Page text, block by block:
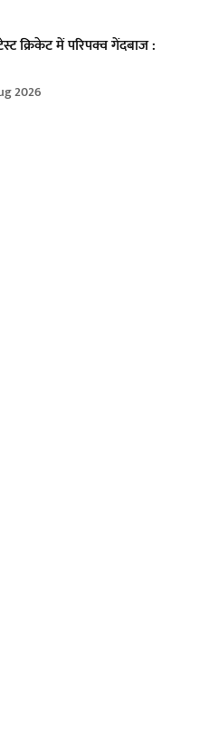
क्रिकेट में परिपक्व गेंदबाज :
2026